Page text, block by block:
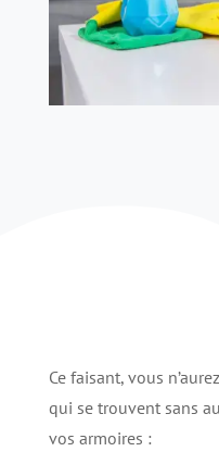
Ce faisant, vous
qui se trouvent sans
vos armoires :